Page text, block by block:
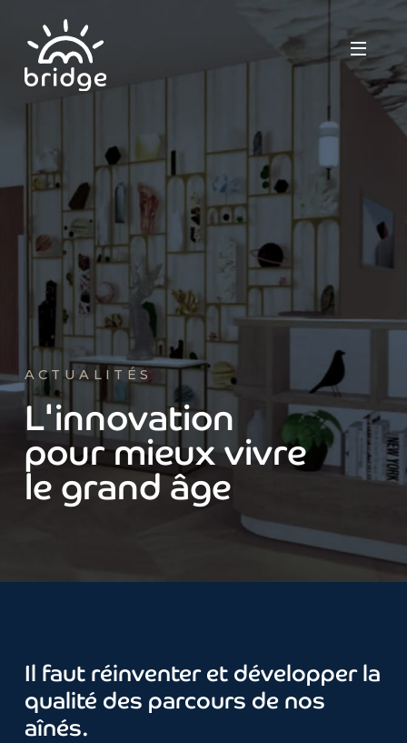
EXPERTISE
CARRIÈRE
CONTACTEZ-NOUS
ESPACE PRESSE
ACTUALITÉS
L'innovation
pour mieux vivre
le grand âge
Il faut réinventer et développer la
qualité des parcours de nos
aînés.